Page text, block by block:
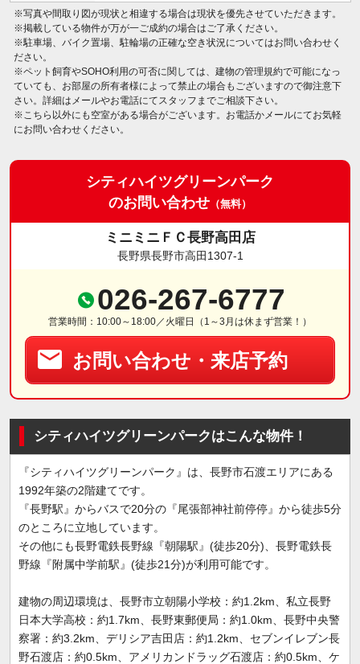
※写真や間取り図が現状と相違する場合は現状を優先させていただきます。
※掲載している物件が万が一ご成約の場合はご了承ください。
※駐車場、バイク置場、駐輪場の正確な空き状況についてはお問い合わせく
ださい。
※ペット飼育やSOHO利用の可否に関しては、建物の管理規約で可能になっ
ていても、お部屋の所有者様によって禁止の場合もございますので御注意下
さい。詳細はメールやお電話にてスタッフまでご相談下さい。
※こちら以外にも空室がある場合がございます。お電話かメールにてお気軽
にお問い合わせください。
シティハイツグリーンパーク
のお問い合わせ （無料）
ミニミニＦＣ長野高田店
長野県長野市高田1307-1
026-267-6777
営業時間：10:00～18:00／火曜日（1～3月は休まず営業！）
お問い合わせ・来店予約
シティハイツグリーンパークはこんな物件！
『シティハイツグリーンパーク』は、長野市石渡エリアにある
1992年築の2階建てです。
『長野駅』からバスで20分の『尾張部神社前停停』から徒歩5分
のところに立地しています。
その他にも長野電鉄長野線『朝陽駅』(徒歩20分)、長野電鉄長
野線『附属中学前駅』(徒歩21分)が利用可能です。
建物の周辺環境は、長野市立朝陽小学校：約1.2km、私立長野
日本大学高校：約1.7km、長野東郵便局：約1.0km、長野中央警
察署：約3.2km、デリシア吉田店：約1.2km、セブンイレブン長
野石渡店：約0.5km、アメリカンドラッグ石渡店：約0.5km、ケ